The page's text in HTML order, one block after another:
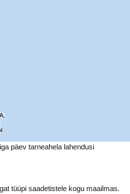
päev tarneahela lahendusi
tüüpi saadetistele kogu maailmas.